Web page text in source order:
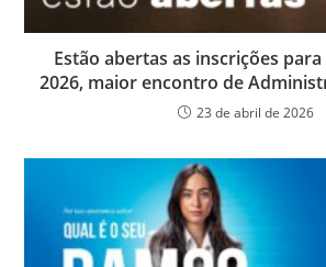
Estão abertas as inscrições para
2026, maior encontro de
23 de abril de 2026